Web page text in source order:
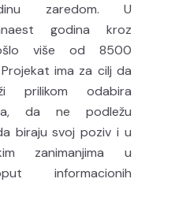
zaredom. U
godina kroz
više od 8500
ima za cilj da
prilikom odabira
da ne podležu
biraju svoj poziv i u
zanimanjima u
informacionih